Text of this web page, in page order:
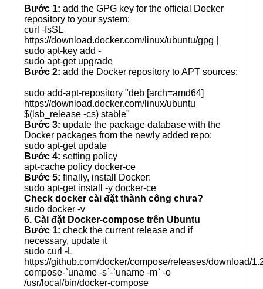
Bước 1: add the GPG key for the official Docker
repository to your system:
curl -fsSL
https://download.docker.com/linux/ubuntu/gpg |
sudo apt-key add -
sudo apt-get upgrade
Bước 2: add the Docker repository to APT sources:
sudo add-apt-repository "deb [arch=amd64]
https://download.docker.com/linux/ubuntu
$(lsb_release -cs) stable"
Bước 3: update the package database with the
Docker packages from the newly added repo:
sudo apt-get update
Bước 4: setting policy
apt-cache policy docker-ce
Bước 5: finally, install Docker:
sudo apt-get install -y docker-ce
Check docker cài đặt thành công chưa?
sudo docker -v
6. Cài đặt Docker-compose trên Ubuntu
Bước 1: check the current release and if
necessary, update it
sudo curl -L
https://github.com/docker/compose/releases/download/
compose-`uname -s`-`uname -m` -o
/usr/local/bin/docker-compose